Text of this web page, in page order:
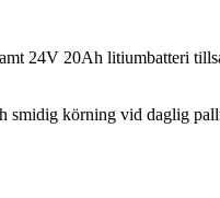
24V 20Ah litiumbatteri
körning vid daglig